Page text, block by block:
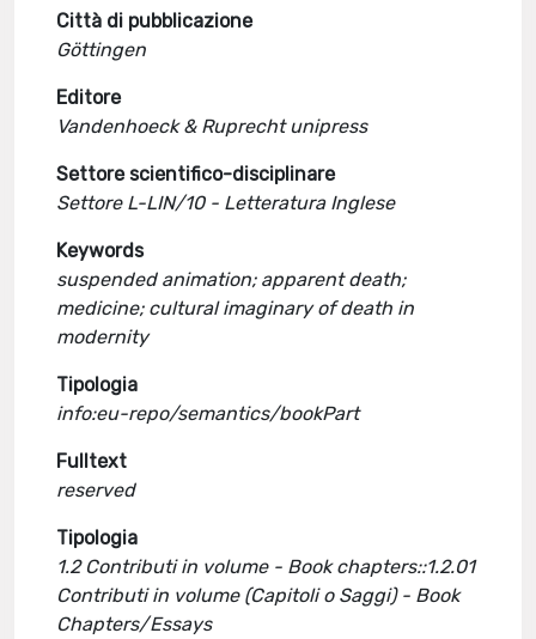
Città di pubblicazione
Göttingen
Editore
Vandenhoeck & Ruprecht unipress
Settore scientifico-disciplinare
Settore L-LIN/10 - Letteratura Inglese
Keywords
suspended animation; apparent death;
medicine; cultural imaginary of death in
modernity
Tipologia
info:eu-repo/semantics/bookPart
Fulltext
reserved
Tipologia
1.2 Contributi in volume - Book chapters::1.2.01
Contributi in volume (Capitoli o Saggi) - Book
Chapters/Essays